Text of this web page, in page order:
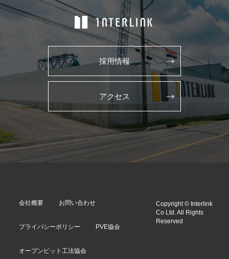
採用情報
アクセス
会社概要 お問い合わせ
プライバシーポリシー PVE協会
オープンピット工法協会
Copyright © Interlink
Co Ltd. All Rights
Reserved